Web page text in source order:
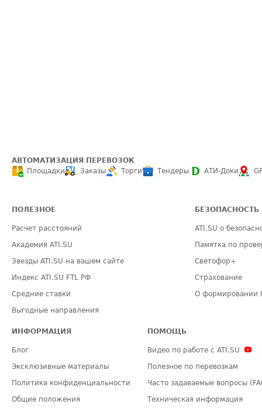
АВТОМАТИЗАЦИЯ ПЕРЕВОЗОК
Площадки
Заказы Торги Тендеры АТИ-Доки
ПОЛЕЗНОЕ
Расчет расстояний
Академия ATI.SU
Звезды ATI.SU на вашем сайте
Индекс ATI.SU FTL РФ
Средние ставки
Выгодные направления
БЕЗОПАСНОСТЬ
ATI.SU о
Памятка по
Светофор+
Страхование
О формировании
ИНФОРМАЦИЯ
Блог
Эксклюзивные материалы
Политика конфиденциальности
Общие положения
ПОМОЩЬ
Видео по работе с ATI.SU
Полезное по перевозкам
Часто задаваемые вопросы
Техническая информация